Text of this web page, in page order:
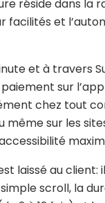
réside dans la
facilités et
et à travers
sur
chez tout
même sur les
laissé au client:
scroll, la